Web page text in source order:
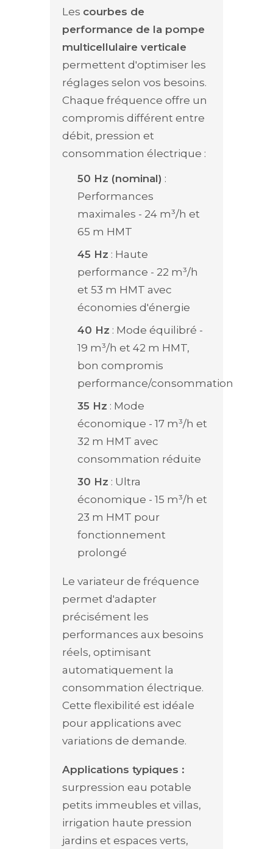
Les courbes de
performance de la pompe
multicellulaire verticale
permettent d'optimiser les
réglages selon vos besoins.
Chaque fréquence offre un
compromis différent entre
débit, pression et
consommation électrique :
50 Hz (nominal) :
Performances
maximales - 24 m³/h et
65 m HMT
45 Hz : Haute
performance - 22 m³/h
et 53 m HMT avec
économies d'énergie
40 Hz : Mode équilibré -
19 m³/h et 42 m HMT,
bon compromis
performance/consommation
35 Hz : Mode
économique - 17 m³/h et
32 m HMT avec
consommation réduite
30 Hz : Ultra
économique - 15 m³/h et
23 m HMT pour
fonctionnement
prolongé
Le variateur de fréquence
permet d'adapter
précisément les
performances aux besoins
réels, optimisant
automatiquement la
consommation électrique.
Cette flexibilité est idéale
pour applications avec
variations de demande.
Applications typiques :
surpression eau potable
petits immeubles et villas,
irrigation haute pression
jardins et espaces verts,